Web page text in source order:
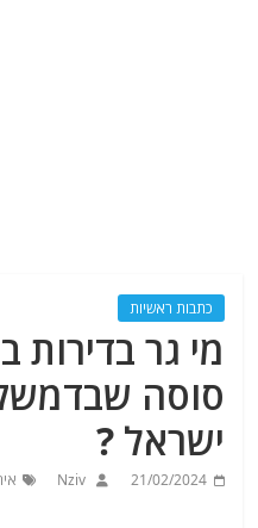
כתבות ראשיות
מי גר בדירות
סוסה
ישראל ?
21/02/2024
Nziv